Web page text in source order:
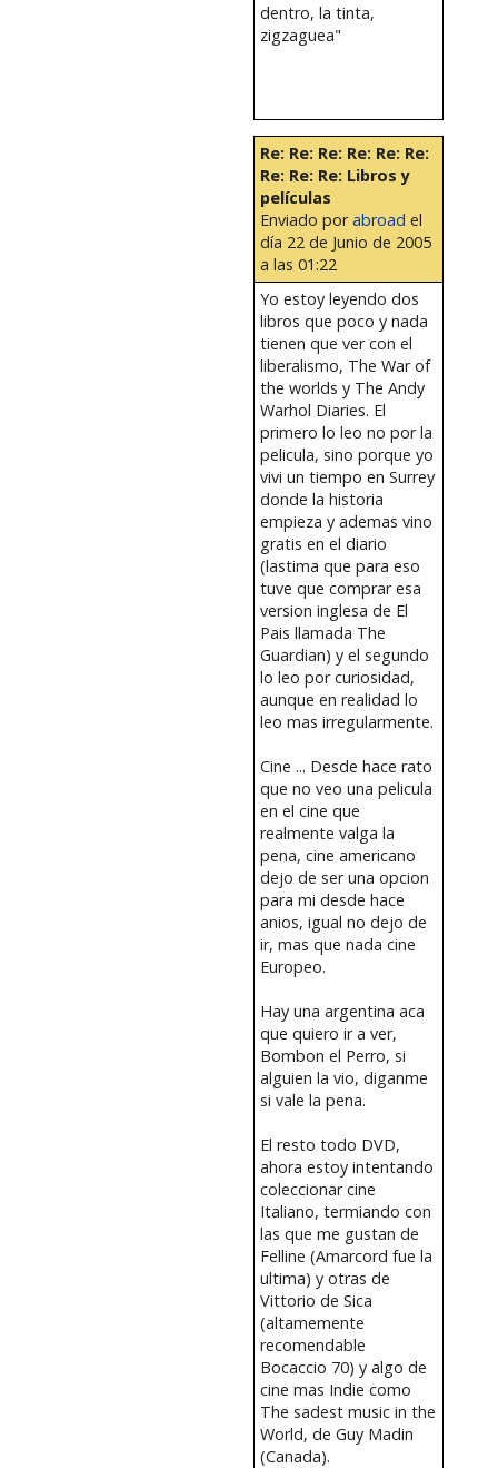
dentro, la tinta,
zigzaguea"
Re: Re: Re: Re: Re: Re:
Re: Re: Re: Libros y
películas
Enviado porabroad el
día 22 de Junio de 2005
a las 01:22
Yo estoy leyendo dos
libros que poco y nada
tienen que ver con el
liberalismo, The War of
the worlds y The Andy
Warhol Diaries. El
primero lo leo no por la
pelicula, sino porque yo
vivi un tiempo en Surrey
donde la historia
empieza y ademas vino
gratis en el diario
(lastima que para eso
tuve que comprar esa
version inglesa de El
Pais llamada The
Guardian) y el segundo
lo leo por curiosidad,
aunque en realidad lo
leo mas irregularmente.
Cine ... Desde hace rato
que no veo una pelicula
en el cine que
realmente valga la
pena, cine americano
dejo de ser una opcion
para mi desde hace
anios, igual no dejo de
ir, mas que nada cine
Europeo.
Hay una argentina aca
que quiero ir a ver,
Bombon el Perro, si
alguien la vio, diganme
si vale la pena.
El resto todo DVD,
ahora estoy intentando
coleccionar cine
Italiano, termiando con
las que me gustan de
Felline (Amarcord fue la
ultima) y otras de
Vittorio de Sica
(altamemente
recomendable
Bocaccio 70) y algo de
cine mas Indie como
The sadest music in the
World, de Guy Madin
(Canada).